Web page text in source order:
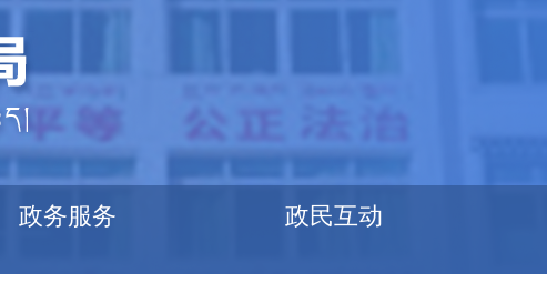
政务服务 政民互动